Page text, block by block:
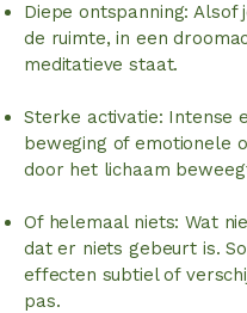
Diepe ontspanning: Alsof
de ruimte, in een
meditatieve staat.
Sterke activatie: Intense
beweging of emotionele
door het lichaam
Of helemaal niets: Wat
dat er niets gebeurt is.
effecten subtiel of
pas.